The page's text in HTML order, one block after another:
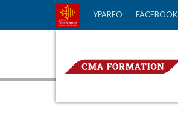
GO
MAIN
NAVIGATION
YPAREO FACEBOOK